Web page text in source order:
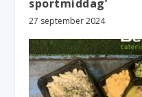
sportmiddag’
27 september 2024